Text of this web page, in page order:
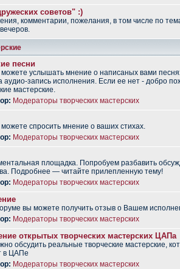
советов" :)
комментарии, пожелания, в том числе по
песни
можете услышать мнение о написаных вами
аудио-запись исполнения. Если ее нет - добро
мастерские.
Модераторы творческих мастерских
спросить мнение о ваших стихах.
Модераторы творческих мастерских
площадка. Попробуем разбавить
Подробнее — читайте прилепленную тему!
Модераторы творческих мастерских
вы можете получить отзыв о Вашем
Модераторы творческих мастерских
открытых творческих мастерских ЦАПа
обсудить реальные творческие мастерские,
в ЦАПе
Модераторы творческих мастерских